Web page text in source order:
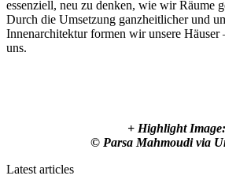
essenziell, neu zu denken, wie wir Räume
Durch die Umsetzung ganzheitlicher und
Innenarchitektur formen wir unsere Häuser
uns.
+ Highlight Image:
© Parsa Mahmoudi via
Latest articles